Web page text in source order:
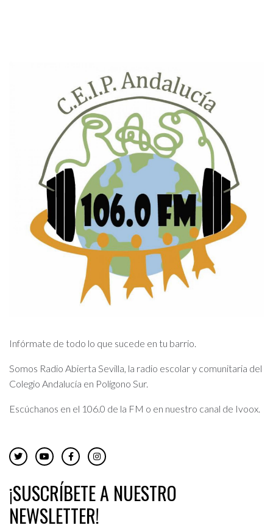
Infórmate de todo lo que sucede en tu barrio.
Somos Radio Abierta Sevilla, la radio escolar y comunitaria del
Colegio Andalucía en Polígono Sur.
Escúchanos en el 106.0 de la FM o en nuestro canal de Ivoox.
¡SUSCRÍBETE A NUESTRO
NEWSLETTER!